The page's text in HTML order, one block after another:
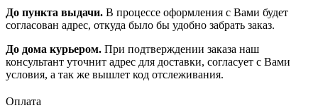
До пункта выдачи. В процессе оформления с Вами будет
согласован адрес, откуда было бы удобно забрать заказ.
До дома курьером. При подтверждении заказа наш
консультант уточнит адрес для доставки, согласует с Вами
условия, а так же вышлет код отслеживания.
Оплата